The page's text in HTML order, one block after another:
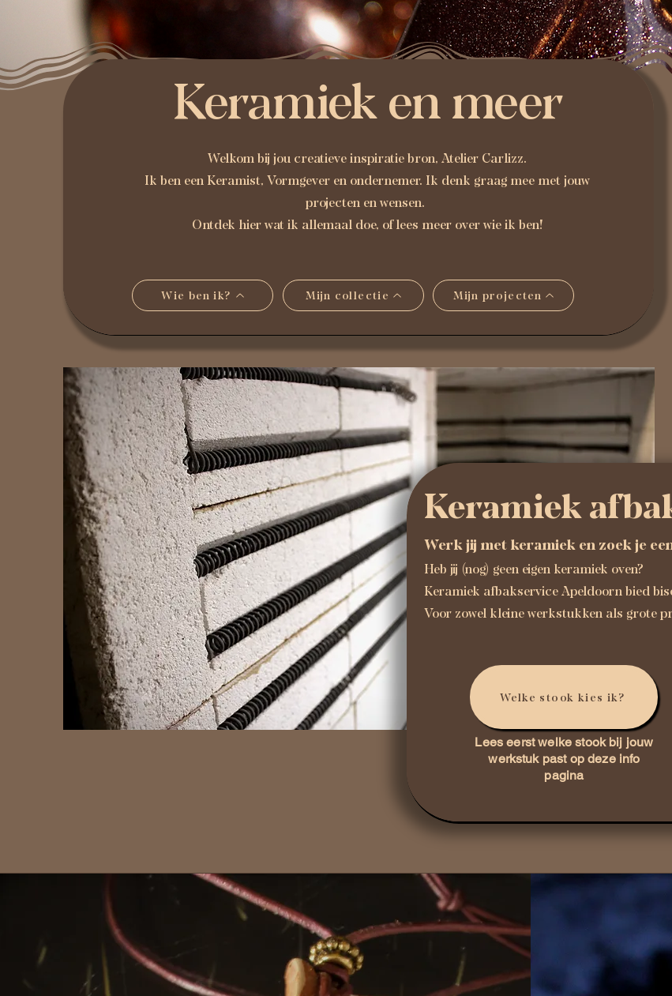
Keramiek en meer
Welkom bij jou creatieve inspiratie bron, Atelier Carlizz.
Ik ben een Keramist, Vormgever en ondernemer. Ik denk graag mee met jouw
projecten en wensen.
Ontdek hier wat ik allemaal doe, of lees meer over wie ik ben!
Wie ben ik? Mijn collectie Mijn projecten
Keramiek
Werk jij met keramiek en zoek je
Heb jij (nog) geen eigen keramiek oven?
Keramiek afbakservice Apeldoorn bied
Voor zowel kleine werkstukken als grote
Welke stook kies ik?
Lees eerst welke stook bij jouw
werkstuk past op deze info
pagina